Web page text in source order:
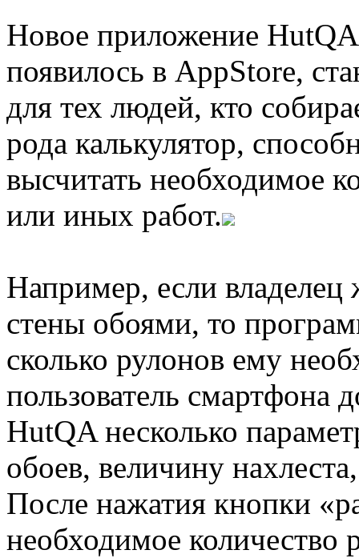
Новое приложение
появилось в AppStore,
для тех людей, кто
рода калькулятор,
высчитать необходимое
или иных работ.
Например, если владелец
стены обоями, то
сколько рулонов ему
пользователь смартфона
HutQA несколько
обоев, величину
После нажатия кнопки
необходимое количество